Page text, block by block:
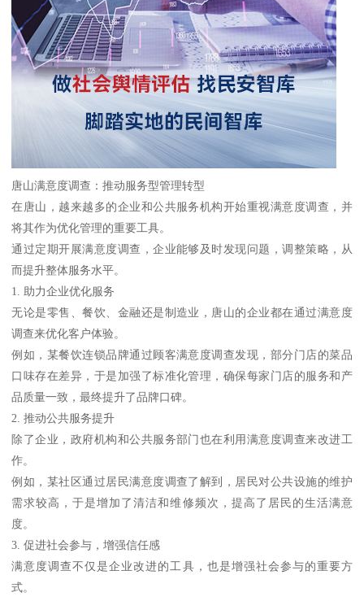
唐山满意度调查：推动服务型管理转型
在唐山，越来越多的企业和公共服务机构开始重视满意度调查，并
将其作为优化管理的重要工具。
通过定期开展满意度调查，企业能够及时发现问题，调整策略，从
而提升整体服务水平。
1. 助力企业优化服务
无论是零售、餐饮、金融还是制造业，唐山的企业都在通过满意度
调查来优化客户体验。
例如，某餐饮连锁品牌通过顾客满意度调查发现，部分门店的菜品
口味存在差异，于是加强了标准化管理，确保每家门店的服务和产
品质量一致，最终提升了品牌口碑。
2. 推动公共服务提升
除了企业，政府机构和公共服务部门也在利用满意度调查来改进工
作。
例如，某社区通过居民满意度调查了解到，居民对公共设施的维护
需求较高，于是增加了清洁和维修频次，提高了居民的生活满意
度。
3. 促进社会参与，增强信任感
满意度调查不仅是企业改进的工具，也是增强社会参与的重要方
式。